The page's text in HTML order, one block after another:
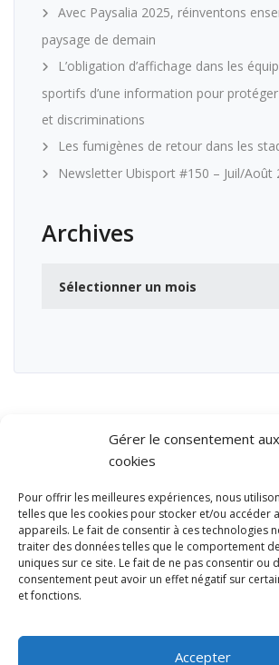
Gérer le consentement aux
cookies
Pour offrir les meilleures expériences, nous
telles que les cookies pour stocker et/ou accéder
appareils. Le fait de consentir à ces technologies
traiter des données telles que le comportement
uniques sur ce site. Le fait de ne pas consentir ou
consentement peut avoir un effet négatif sur
et fonctions.
Accepter
Avec Paysalia 2025, réinventons
paysage de demain
L’obligation d’affichage dans les
sportifs d’une information pour
et discriminations
Les fumigènes de retour dans les
Newsletter Ubisport #150 – Juil/Août
Archives
et de loisirs
Contact